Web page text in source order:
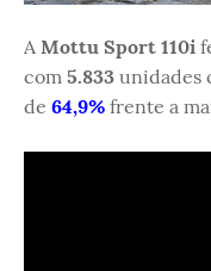
A Mottu Sport 110i
com 5.833 unidades
de 64,9% frente a